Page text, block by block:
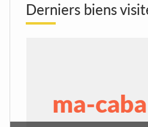
Derniers biens